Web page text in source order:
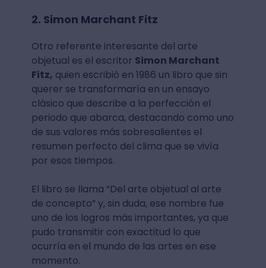
2. Simon Marchant Fitz
Otro referente interesante del arte
objetual es el escritor Simon Marchant
Fitz, quien escribió en 1986 un libro que sin
querer se transformaría en un ensayo
clásico que describe a la perfección el
periodo que abarca, destacando como uno
de sus valores más sobresalientes el
resumen perfecto del clima que se vivía
por esos tiempos.
El libro se llama “Del arte objetual al arte
de concepto” y, sin duda, ese nombre fue
uno de los logros más importantes, ya que
pudo transmitir con exactitud lo que
ocurría en el mundo de las artes en ese
momento.